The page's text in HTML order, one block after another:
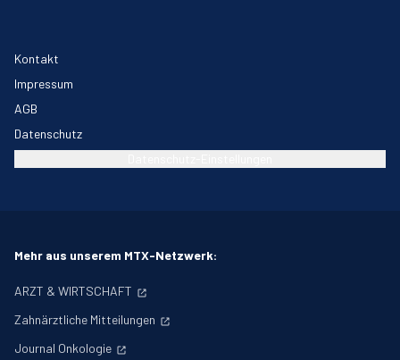
Kontakt
Impressum
AGB
Datenschutz
Mehr aus unserem MTX-Netzwerk:
ARZT & WIRTSCHAFT
Zahnärztliche Mitteilungen
Journal Onkologie